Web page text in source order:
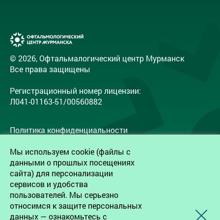
Лечение катаракты
Рефракционная ленсэктомия
8-800-302-99-93
Бесплатно по России
+7 (815) 256-66-56
© 2026, Офтальмалогический центр Мурманск
Все права защищены
Регистрационный номер лицензии:
Л041-01163-51/00560882
Политика конфиденциальности
Согласие работников на обработку
персональных данных
Записаться на прием
Мы используем cookie (файлы с
данными о прошлых посещениях
сайта) для персонализации
сервисов и удобства
пользователей. Мы серьезно
относимся к защите персональных
данных — ознакомьтесь с